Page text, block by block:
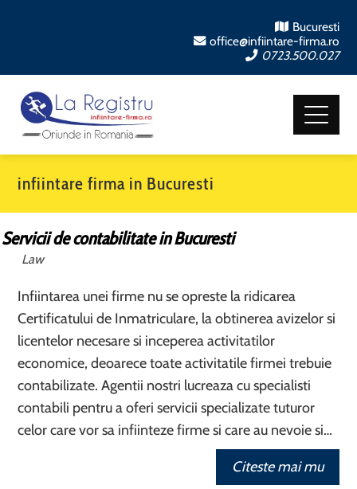
Bucuresti
office@infiintare-firma.ro
0723.500.027
infiintare firma in Bucuresti
Servicii de contabilitate in Bucuresti
Law
Infiintarea unei firme nu se opreste la ridicarea
Certificatului de Inmatriculare, la obtinerea avizelor si
licentelor necesare si inceperea activitatilor
economice, deoarece toate activitatile firmei trebuie
contabilizate. Agentii nostri lucreaza cu specialisti
contabili pentru a oferi servicii specializate tuturor
celor care vor sa infiinteze firme si care au nevoie si…
Citeste mai mu